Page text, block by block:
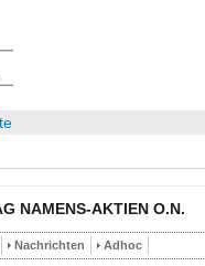
NAMENS-AKTIEN O.N.
Nachrichten Adhoc